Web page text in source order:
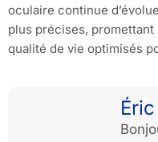
oculaire continue
plus précises,
qualité de vie optimisés